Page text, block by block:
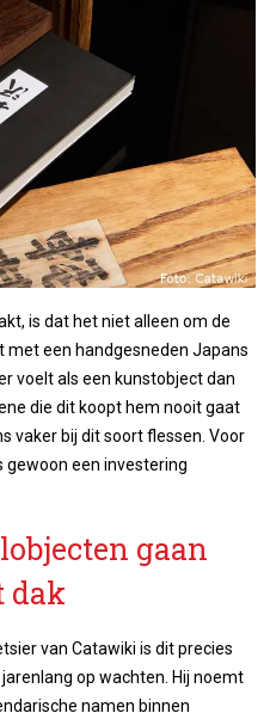
is dat het niet alleen om de
met een handgesneden Japans
voelt als een kunstobject dan
die dit koopt hem nooit gaat
vaker bij dit soort flessen. Voor
gewoon een investering
gaan
dak
van Catawiki is dit precies
op wachten. Hij noemt
namen binnen